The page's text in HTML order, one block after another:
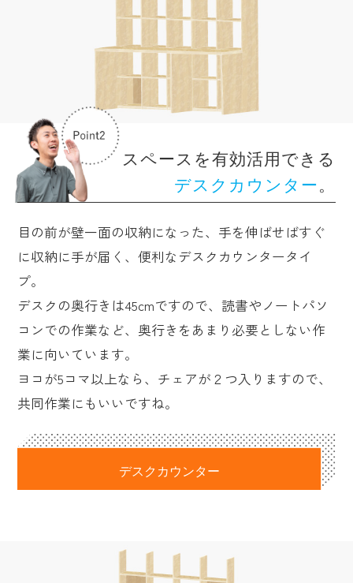
スペースを有効活用できる
デスクカウンター。
目の前が壁一面の収納になった、手を伸ばせばすぐ
に収納に手が届く、便利なデスクカウンタータイ
プ。
デスクの奥行きは45cmですので、読書やノートパソ
コンでの作業など、奥行きをあまり必要としない作
業に向いています。
ヨコが5コマ以上なら、チェアが２つ入りますので、
共同作業にもいいですね。
デスクカウンター